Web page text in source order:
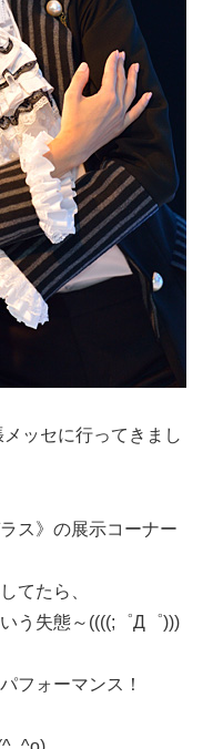
ッセに行ってきまし
ス》の展示コーナー
てたら、
う失態～((((;゜Д゜)))
フォーマンス！